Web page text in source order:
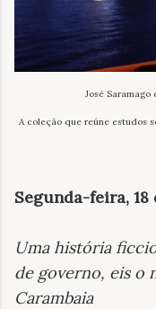
José Saramago
A coleção que reúne estudos
Segunda-feira, 18
Uma história
de governo, eis o
Carambaia